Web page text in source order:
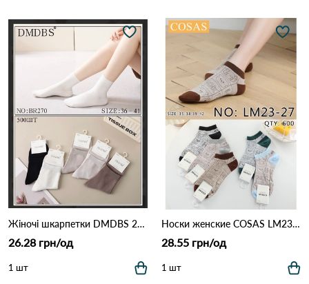
Жіночі шкарпетки DMDBS 270 Різні кольори
26.28 грн/од
1 шт
Носки женские COSAS LM23-27 Різні кольори
28.55 грн/од
1 шт